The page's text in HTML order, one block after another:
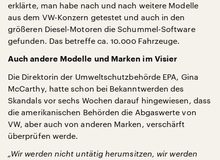
erklärte, man habe nach und nach weitere Modelle
aus dem VW-Konzern getestet und auch in den
größeren Diesel-Motoren die Schummel-Software
gefunden. Das betreffe ca. 10.000 Fahrzeuge.
Auch andere Modelle und Marken im Visier
Die Direktorin der Umweltschutzbehörde EPA, Gina
McCarthy, hatte schon bei Bekanntwerden des
Skandals vor sechs Wochen darauf hingewiesen, dass
die amerikanischen Behörden die Abgaswerte von
VW, aber auch von anderen Marken, verschärft
überprüfen werde.
„Wir werden nicht untätig herumsitzen, wir werden